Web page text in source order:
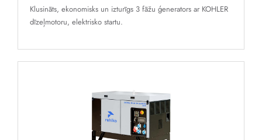
Klusināts, ekonomisks un izturīgs 3 fāžu ģenerators ar KOHLER
dīzeļmotoru, elektrisko startu.